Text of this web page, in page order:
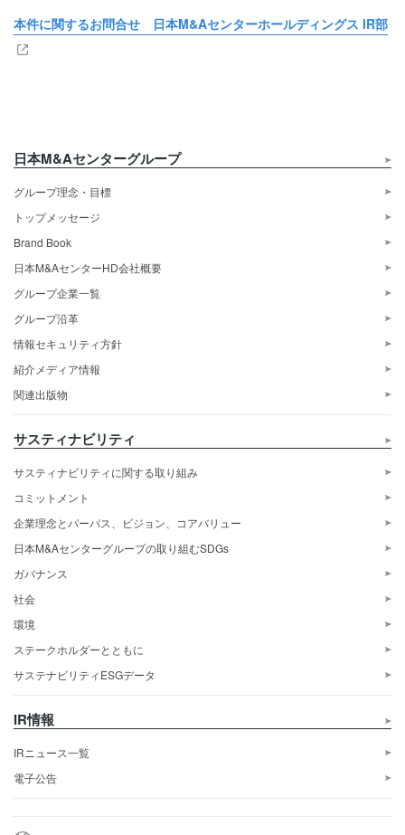
本件に関するお問合せ 日本M&Aセンターホールディングス IR部
日本M&Aセンターグループ
グループ理念・目標
トップメッセージ
Brand Book
日本M&AセンターHD会社概要
グループ企業一覧
グループ沿革
情報セキュリティ方針
紹介メディア情報
関連出版物
サスティナビリティ
サスティナビリティに関する取り組み
コミットメント
企業理念とパーパス、ビジョン、コアバリュー
日本M&Aセンターグループの取り組むSDGs
ガバナンス
社会
環境
ステークホルダーとともに
サステナビリティESGデータ
IR情報
IRニュース一覧
電子公告